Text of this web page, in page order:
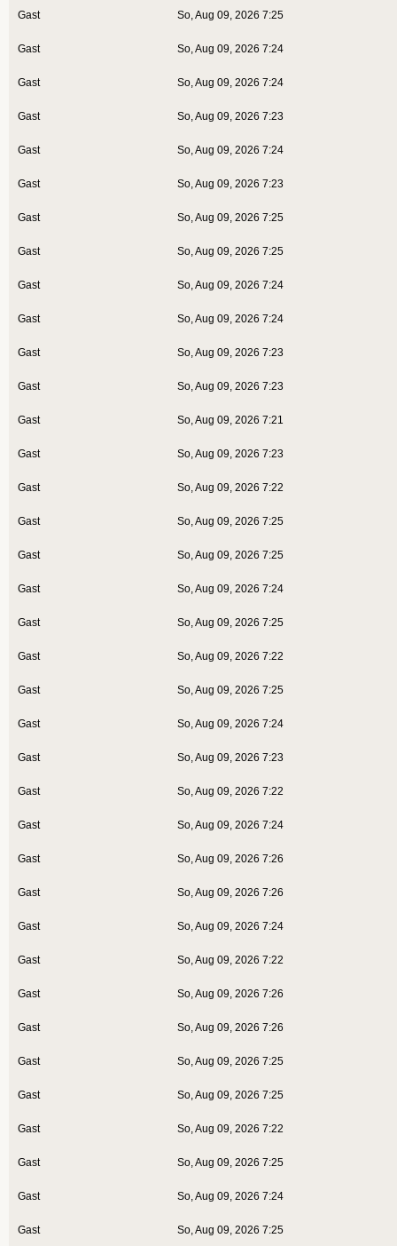
Gast So, Aug 09, 2026 7:25
Gast So, Aug 09, 2026 7:24
Gast So, Aug 09, 2026 7:24
Gast So, Aug 09, 2026 7:23
Gast So, Aug 09, 2026 7:24
Gast So, Aug 09, 2026 7:23
Gast So, Aug 09, 2026 7:25
Gast So, Aug 09, 2026 7:25
Gast So, Aug 09, 2026 7:24
Gast So, Aug 09, 2026 7:24
Gast So, Aug 09, 2026 7:23
Gast So, Aug 09, 2026 7:23
Gast So, Aug 09, 2026 7:21
Gast So, Aug 09, 2026 7:23
Gast So, Aug 09, 2026 7:22
Gast So, Aug 09, 2026 7:25
Gast So, Aug 09, 2026 7:25
Gast So, Aug 09, 2026 7:24
Gast So, Aug 09, 2026 7:25
Gast So, Aug 09, 2026 7:22
Gast So, Aug 09, 2026 7:25
Gast So, Aug 09, 2026 7:24
Gast So, Aug 09, 2026 7:23
Gast So, Aug 09, 2026 7:22
Gast So, Aug 09, 2026 7:24
Gast So, Aug 09, 2026 7:26
Gast So, Aug 09, 2026 7:26
Gast So, Aug 09, 2026 7:24
Gast So, Aug 09, 2026 7:22
Gast So, Aug 09, 2026 7:26
Gast So, Aug 09, 2026 7:26
Gast So, Aug 09, 2026 7:25
Gast So, Aug 09, 2026 7:25
Gast So, Aug 09, 2026 7:22
Gast So, Aug 09, 2026 7:25
Gast So, Aug 09, 2026 7:24
Gast So, Aug 09, 2026 7:25